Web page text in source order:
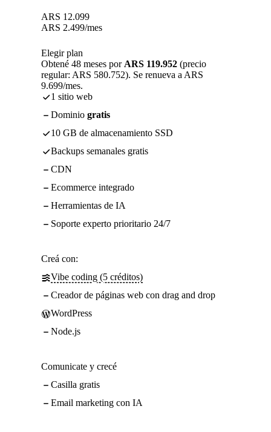
ARS 12.099
ARS 2.499/mes
Elegir plan
Obtené 48 meses por ARS 119.952 (precio
regular: ARS 580.752). Se renueva a ARS
9.699/mes.
1 sitio web
Dominio gratis
10 GB de almacenamiento SSD
Backups semanales gratis
CDN
Ecommerce integrado
Herramientas de IA
Soporte experto prioritario 24/7
Creá con:
Vibe coding (5 créditos)
Creador de páginas web con drag and drop
WordPress
Node.js
Comunicate y crecé
Casilla gratis
Email marketing con IA